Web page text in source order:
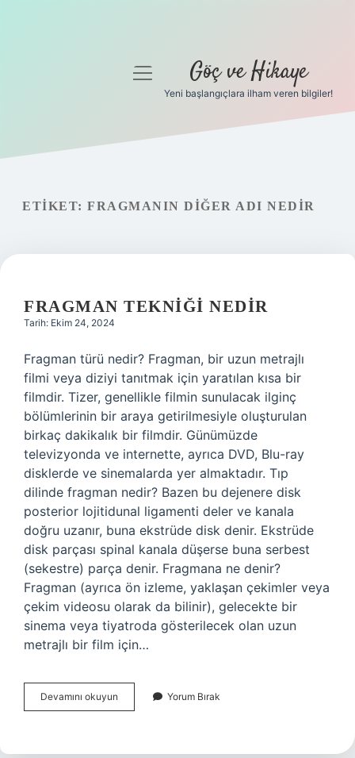
Gizlilik Politikası
menüyü
Göç ve Hikaye
Yeni başlangıçlara ilham veren bilgiler!
ETIKET: FRAGMANIN DIĞER ADI NEDIR
FRAGMAN TEKNIĞI NEDIR
Tarih: Ekim 24, 2024
Fragman türü nedir? Fragman, bir uzun metrajlı
filmi veya diziyi tanıtmak için yaratılan kısa bir
filmdir. Tizer, genellikle filmin sunulacak ilginç
bölümlerinin bir araya getirilmesiyle oluşturulan
birkaç dakikalık bir filmdir. Günümüzde
televizyonda ve internette, ayrıca DVD, Blu-ray
disklerde ve sinemalarda yer almaktadır. Tıp
dilinde fragman nedir? Bazen bu dejenere disk
posterior lojitidunal ligamenti deler ve kanala
doğru uzanır, buna ekstrüde disk denir. Ekstrüde
disk parçası spinal kanala düşerse buna serbest
(sekestre) parça denir. Fragmana ne denir?
Fragman (ayrıca ön izleme, yaklaşan çekimler veya
çekim videosu olarak da bilinir), gelecekte bir
sinema veya tiyatroda gösterilecek olan uzun
metrajlı bir film için…
Devamını okuyun Fragman
Tekniği
Yorum Bırak